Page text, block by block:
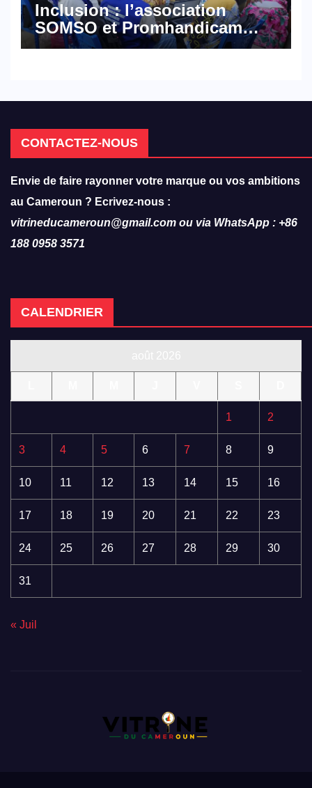
Inclusion : l’association
SOMSO et Promhandicam
militent en faveur d’une
CONTACTEZ-NOUS
Envie de faire rayonner votre marque ou vos ambitions
au Cameroun ? Ecrivez-nous :
vitrineducameroun@gmail.com ou via WhatsApp : +86
188 0958 3571
CALENDRIER
1 2
3 4 5 6 7 8 9
10 11 12 13 14 15 16
17 18 19 20 21 22 23
24 25 26 27 28 29 30
31
« Juil